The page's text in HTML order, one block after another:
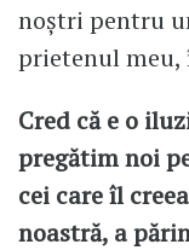
noștri pentru
prietenul
Cred că e o
pregătim noi
cei care îl
noastră, a